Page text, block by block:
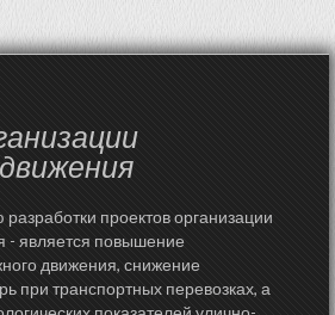
проектов организации
- является повышение
движения, снижение
при транспортных перевозках, а